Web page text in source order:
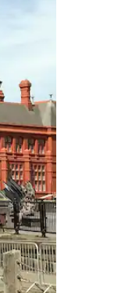
glisser.